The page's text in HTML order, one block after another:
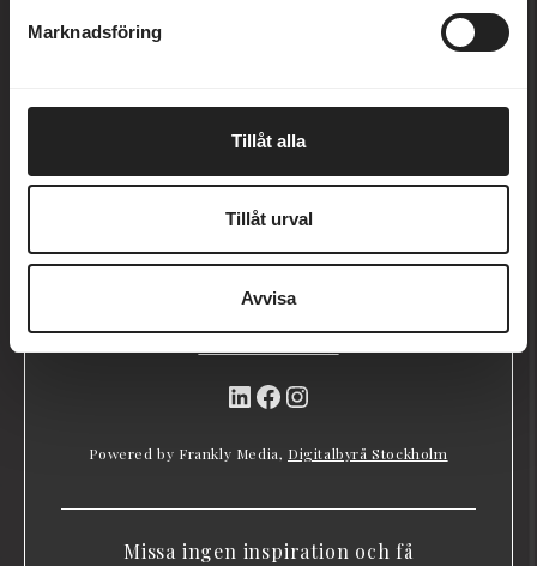
Marknadsföring
Tillåt alla
Tillåt urval
Avvisa
vackra skärgård bara en timmes bilfärd från
Stockholm och Uppsala. I över hundra år har
njuta, utbildas, utforska eller bara vara.
Tel:0771-16 17 00
reception@marholmen.se
LinkedIn
Facebook
Instagram
Powered by Frankly Media, Digitalbyrå Stockholm
Missa ingen inspiration och få